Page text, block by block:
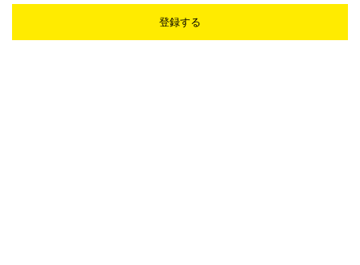
登録する